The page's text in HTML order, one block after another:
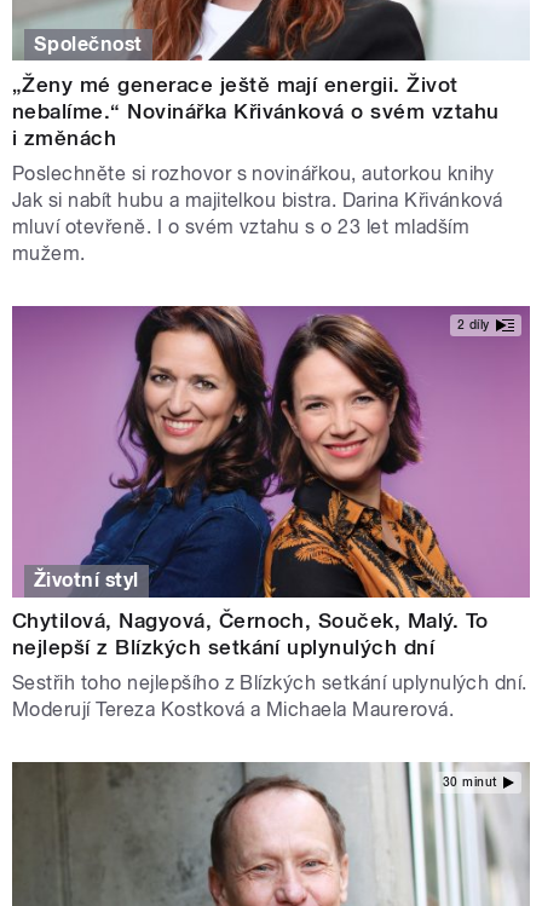
Společnost
„Ženy mé generace ještě mají energii. Život
nebalíme.“ Novinářka Křivánková o svém vztahu
i změnách
Poslechněte si rozhovor s novinářkou, autorkou knihy
Jak si nabít hubu a majitelkou bistra. Darina Křivánková
mluví otevřeně. I o svém vztahu s o 23 let mladším
mužem.
2 díly
Životní styl
Chytilová, Nagyová, Černoch, Souček, Malý. To
nejlepší z Blízkých setkání uplynulých dní
Sestřih toho nejlepšího z Blízkých setkání uplynulých dní.
Moderují Tereza Kostková a Michaela Maurerová.
30 minut